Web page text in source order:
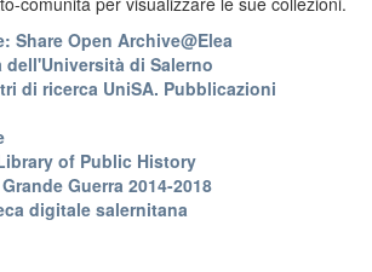
Share Open Archive@Elea
di Salerno
di ricerca UniSA. Pubblicazioni
of Public History
Guerra 2014-2018
digitale salernitana